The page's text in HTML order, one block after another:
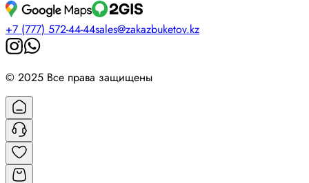
+7 (777) 572-44-44sales@zakazbuketov.kz
© 2025 Все права защищены